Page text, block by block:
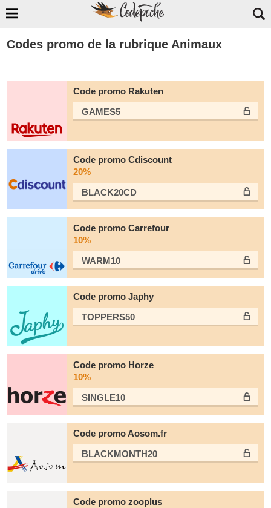
Codes promo de la rubrique Animaux
Code promo Rakuten
GAMES5
Code promo Cdiscount
20%
BLACK20CD
Code promo Carrefour
10%
WARM10
Code promo Japhy
TOPPERS50
Code promo Horze
10%
SINGLE10
Code promo Aosom.fr
BLACKMONTH20
Code promo zooplus